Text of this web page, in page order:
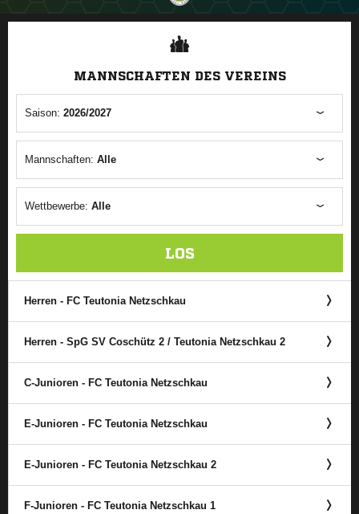
ANZEIGE
MANNSCHAFTEN DES VEREINS
Saison: 2026/2027
Mannschaften: Alle
Wettbewerbe: Alle
LOS
Herren - FC Teutonia Netzschkau
Herren - SpG SV Coschütz 2 /​ Teutonia Netzschkau 2
C-Junioren - FC Teutonia Netzschkau
E-Junioren - FC Teutonia Netzschkau
E-Junioren - FC Teutonia Netzschkau 2
F-Junioren - FC Teutonia Netzschkau 1